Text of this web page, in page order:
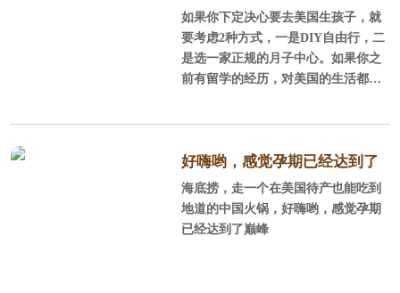
杉矶待产记
如果你下定决心要去美国生孩子，就
要考虑2种方式，一是DIY自由行，二
是选一家正规的月子中心。如果你之
前有留学的经历，对美国的生活都还
公停止工作，陪产的性价比不如找个
月子中心。一般对美国不太熟悉，或
者只是游玩过，同行的人也都不会外
语或者没有国外生活经历，建议订月
好嗨哟，感觉孕期已经达到了
巅峰
海底捞，走一个在美国待产也能吃到
地道的中国火锅，好嗨哟，感觉孕期
已经达到了巅峰